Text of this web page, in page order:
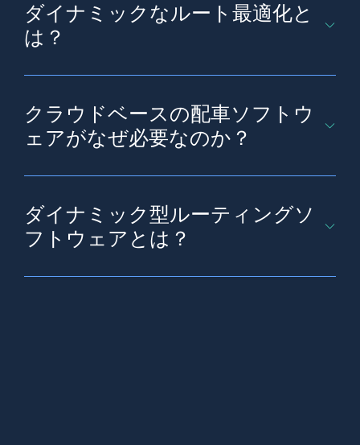
毎日の配送量*
毎日の車両稼働数*
現在の配送ルート計画の課題は何でしょう
か？
れたシステムです。これらのソフトウェアは、 車両
稼働率とカスタマーサービスの向上、走行距離の減
少、手作業によるルート構築にかかる時間の削減、遅
ダイナミックなルート最適化と
は？
リアルタイムのデータに基づいて配送計画を策定し、
アルタイムに調整、対応することで、最も効率的な配
送ルートを導き出します。
クラウドベースの配車ソフトウ
ェアがなぜ必要なのか？
クラウドベースの配車ソフトウェアは、ラストワンマ
グの効率性を分析し、展開します。また、このソフト
ウェアでは、リアルタイムにルートを表示、編集でき
るため、ラストワンマイルの配送プロセスを可能な限
ダイナミック型ルーティングソ
フトウェアとは？
ダイナミック型ルーティングソフトウェアは、配送事